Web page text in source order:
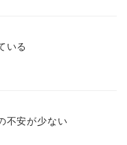
いる
不安が少ない